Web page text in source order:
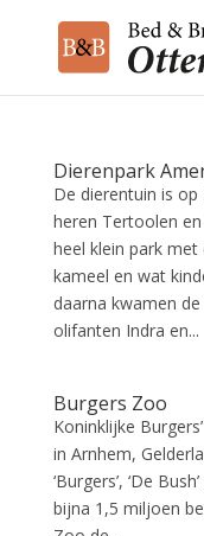
Dierenpark
De dierentuin is
heren Tertoolen
heel klein park met
kameel en wat
daarna kwamen
olifanten Indra en...
Burgers Zoo
Koninklijke
in Arnhem,
‘Burgers’, ‘De
bijna 1,5 miljoen